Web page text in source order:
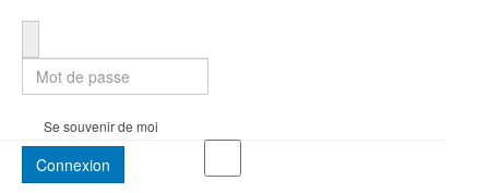
Se souvenir de moi
Connexion